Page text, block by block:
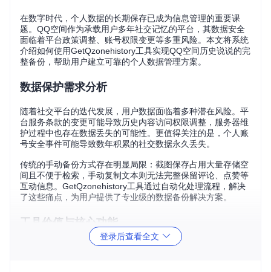
在数字时代，个人数据的长期保存已成为信息管理的重要课
题。QQ空间作为承载用户多年社交记忆的平台，其数据安全
面临着平台政策调整、账号权限变更等多重风险。本文将系统
介绍如何使用GetQzonehistory工具实现QQ空间历史说说的完
整备份，帮助用户建立可靠的个人数据管理方案。
数据保护需求分析
随着社交平台的迭代发展，用户数据面临着多种潜在风险。平
台服务条款的变更可能导致历史内容访问权限调整，服务器维
护过程中也存在数据丢失的可能性。更值得关注的是，个人账
号安全事件可能导致数年积累的社交数据永久丢失。
传统的手动备份方式存在明显局限：截图保存占用大量存储空
间且不便于检索，手动复制文本则无法完整保留评论、点赞等
互动信息。GetQzonehistory工具通过自动化处理流程，解决
了这些痛点，为用户提供了专业级的数据备份解决方案。
工具价值与核心功能
GetQzonehistory采用模块化设计，通过组件化架构实现数据
登录后查看全文